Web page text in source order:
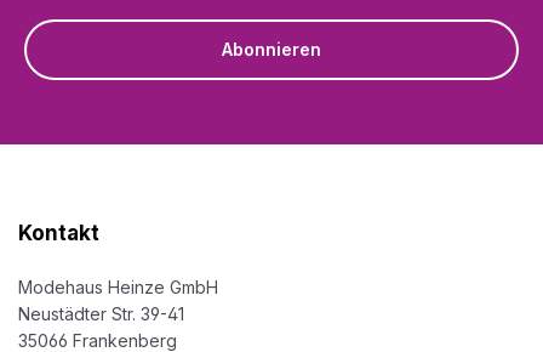
Abonnieren
Kontakt
Modehaus Heinze GmbH
Neustädter Str. 39-41
35066 Frankenberg